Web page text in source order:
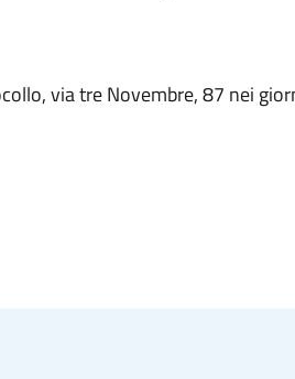
via tre Novembre, 87 nei